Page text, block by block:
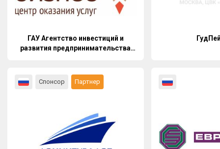
ГАУ Агентство инвестиций и
развития предпринимательства
Спонсор Партнер